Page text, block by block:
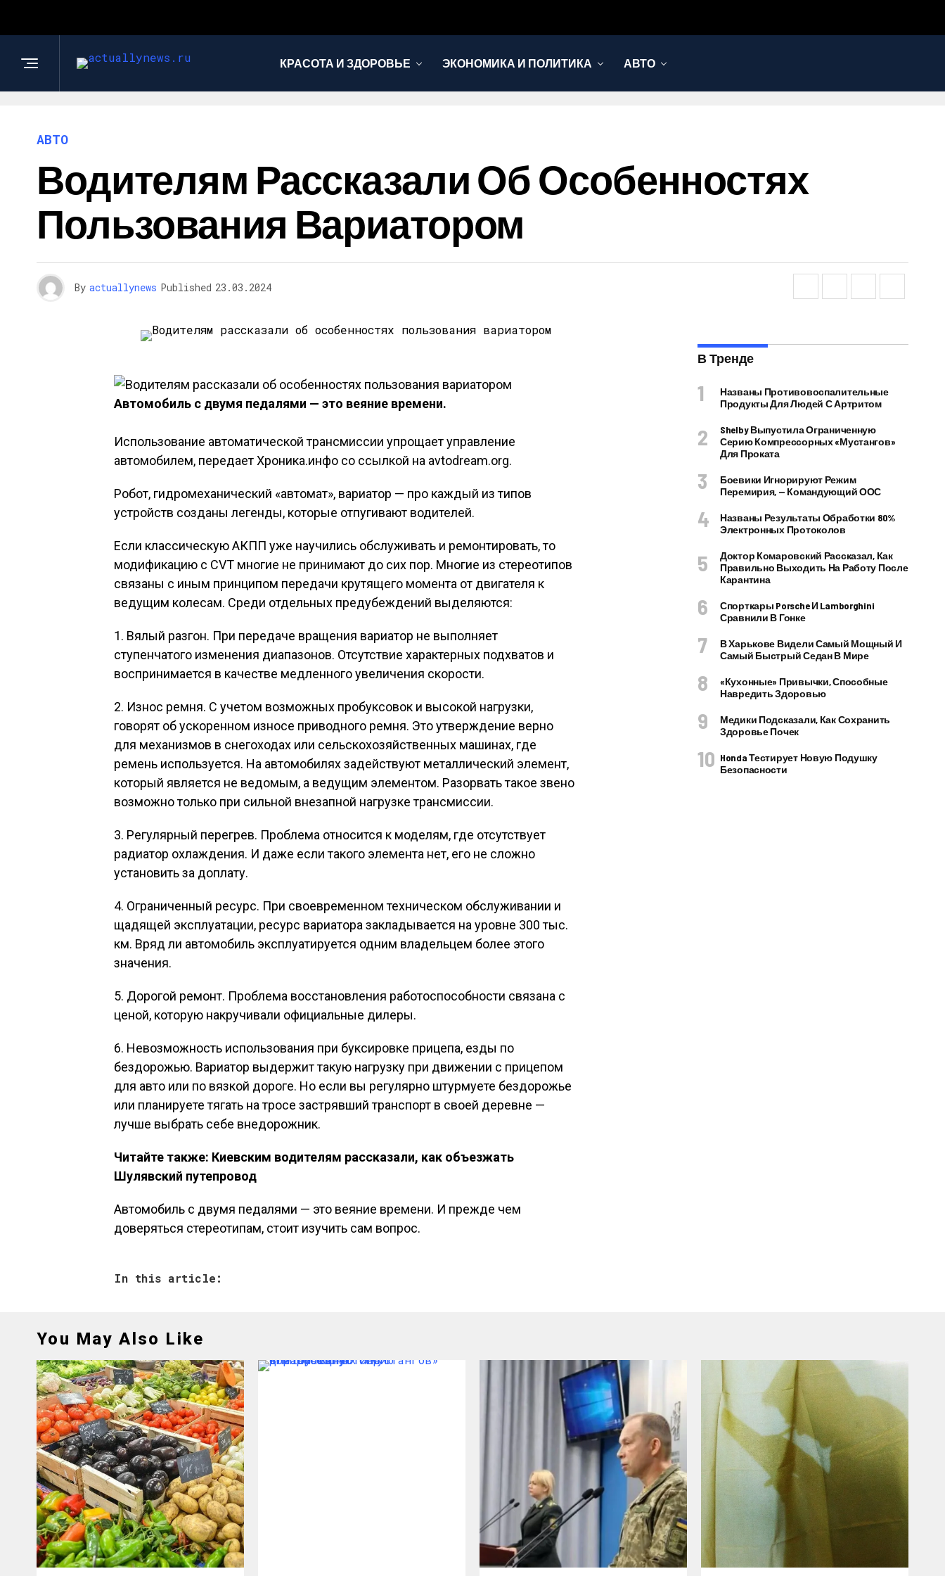
КРАСОТА И ЗДОРОВЬЕ ЭКОНОМИКА И ПОЛИТИКА АВТО
АВТО
Водителям Рассказали Об Особенностях
Пользования Вариатором
By actuallynews Published 23.03.2024
Автомобиль с двумя педалями — это веяние времени.
Использование автоматической трансмиссии упрощает управление
автомобилем, передает Хроника.инфо со ссылкой на avtodream.org.
Робот, гидромеханический «автомат», вариатор — про каждый из типов
устройств созданы легенды, которые отпугивают водителей.
Если классическую АКПП уже научились обслуживать и ремонтировать, то
модификацию с CVT многие не принимают до сих пор. Многие из стереотипов
связаны с иным принципом передачи крутящего момента от двигателя к
ведущим колесам. Среди отдельных предубеждений выделяются:
1. Вялый разгон. При передаче вращения вариатор не выполняет
ступенчатого изменения диапазонов. Отсутствие характерных подхватов и
воспринимается в качестве медленного увеличения скорости.
2. Износ ремня. С учетом возможных пробуксовок и высокой нагрузки,
говорят об ускоренном износе приводного ремня. Это утверждение верно
для механизмов в снегоходах или сельскохозяйственных машинах, где
ремень используется. На автомобилях задействуют металлический элемент,
который является не ведомым, а ведущим элементом. Разорвать такое звено
возможно только при сильной внезапной нагрузке трансмиссии.
3. Регулярный перегрев. Проблема относится к моделям, где отсутствует
радиатор охлаждения. И даже если такого элемента нет, его не сложно
установить за доплату.
4. Ограниченный ресурс. При своевременном техническом обслуживании и
щадящей эксплуатации, ресурс вариатора закладывается на уровне 300 тыс.
км. Вряд ли автомобиль эксплуатируется одним владельцем более этого
значения.
5. Дорогой ремонт. Проблема восстановления работоспособности связана с
ценой, которую накручивали официальные дилеры.
6. Невозможность использования при буксировке прицепа, езды по
бездорожью. Вариатор выдержит такую нагрузку при движении с прицепом
для авто или по вязкой дороге. Но если вы регулярно штурмуете бездорожье
или планируете тягать на тросе застрявший транспорт в своей деревне —
лучше выбрать себе внедорожник.
Читайте также: Киевским водителям рассказали, как объезжать
Шулявский путепровод
Автомобиль с двумя педалями — это веяние времени. И прежде чем
доверяться стереотипам, стоит изучить сам вопрос.
In this article:
В Тренде
Названы Противовоспалительные
Продукты Для Людей С Артритом
Shelby Выпустила Ограниченную
Серию Компрессорных «Мустангов»
Для Проката
Боевики Игнорируют Режим
Перемирия, — Командующий ООС
Названы Результаты Обработки 80%
Электронных Протоколов
Доктор Комаровский Рассказал, Как
Правильно Выходить На Работу После
Карантина
Спорткары Porsche И Lamborghini
Сравнили В Гонке
В Харькове Видели Самый Мощный И
Самый Быстрый Седан В Мире
«Кухонные» Привычки, Способные
Навредить Здоровью
Медики Подсказали, Как Сохранить
Здоровье Почек
Honda Тестирует Новую Подушку
Безопасности
You May Also Like